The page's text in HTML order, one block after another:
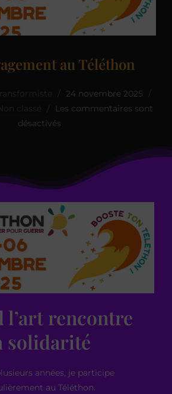
au Téléthon
24 novembre 2025
Les commentaires sont
désactivés
l’art rencontre
solidarité
années, je participe
au Téléthon.